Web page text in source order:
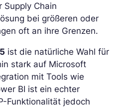
Supply Chain
bei größeren oder
oft an ihre Grenzen.
ist die natürliche Wahl für
stark auf Microsoft
mit Tools wie
BI ist ein echter
Funktionalität jedoch